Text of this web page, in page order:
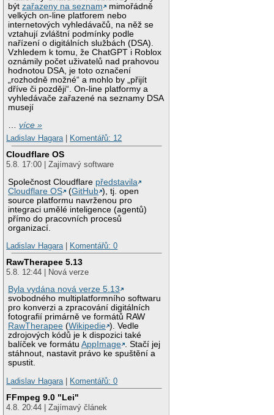
býtzařazeny na seznam
mimořádně
velkých on-line platforem nebo
internetových vyhledávačů, na něž se
vztahují zvláštní podmínky podle
nařízení o digitálních službách (DSA).
Vzhledem k tomu, že ChatGPT i Roblox
oznámily počet uživatelů nad prahovou
hodnotou DSA, je toto označení
„rozhodně možné“ a mohlo by „přijít
dříve či později“. On-line platformy a
vyhledávače zařazené na seznamy DSA
musejí
…více »
Ladislav Hagara| Komentářů: 12
Cloudflare OS
5.8. 17:00 | Zajímavý software
Společnost Cloudflare představila
Cloudflare OS
(GitHub ), tj. open
source platformu navrženou pro
integraci umělé inteligence (agentů)
přímo do pracovních procesů
organizací.
Ladislav Hagara| Komentářů: 0
RawTherapee 5.13
5.8. 12:44 | Nová verze
Byla vydána nová verze 5.13
svobodného multiplatformního softwaru
pro konverzi a zpracování digitálních
fotografií primárně ve formátů RAW
RawTherapee (Wikipedie ). Vedle
zdrojových kódů je k dispozici také
balíček ve formátuAppImage . Stačí jej
stáhnout, nastavit právo ke spuštění a
spustit.
Ladislav Hagara| Komentářů: 0
FFmpeg 9.0 "Lei"
4.8. 20:44 | Zajímavý článek